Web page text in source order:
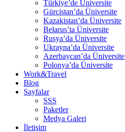
Türkiye’de Üniversite
Gürcistan’da Üniversite
Kazakistan’da Üniversite
Belarus’ta Üniversite
Rusya’da Üniversite
Ukrayna’da Üniversite
Azerbaycan’da Üniversite
Polonya’da Üniversite
Work&Travel
Blog
Sayfalar
SSS
Paketler
Medya Galeri
İletişim